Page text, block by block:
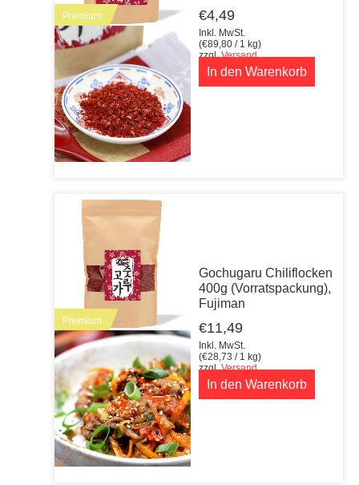
Premium €4,49
Inkl. MwSt.
(€89,80 / 1 kg)
zzgl.Versand
In den Warenkorb
Premium
Gochugaru Chiliflocken
400g (Vorratspackung),
Fujiman
€11,49
Inkl. MwSt.
(€28,73 / 1 kg)
zzgl.Versand
In den Warenkorb